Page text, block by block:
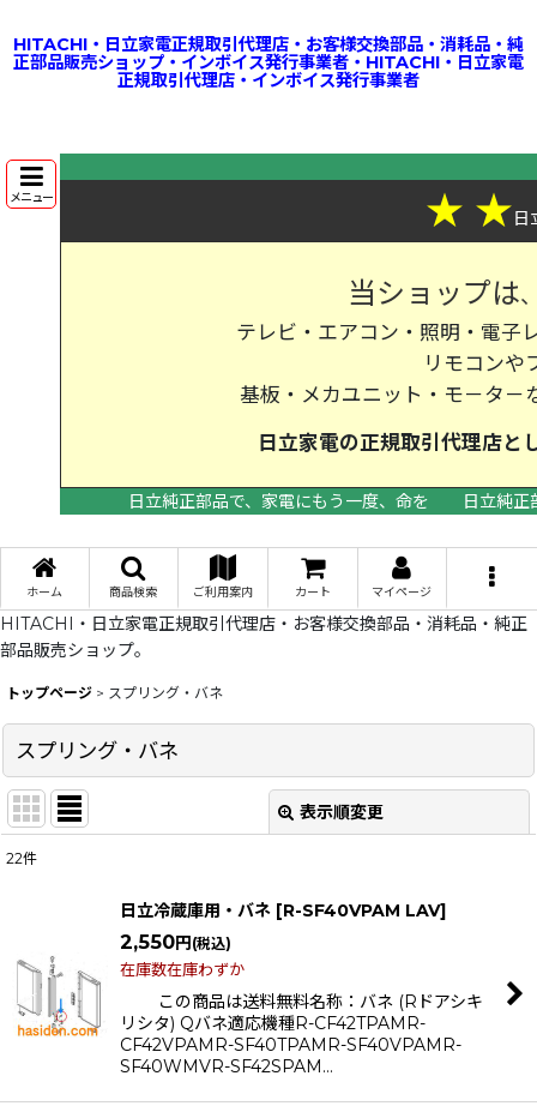
HITACHI・日立家電正規取引代理店・お客様交換部品・消耗品・純
正部品販売ショップ・インボイス発行事業者・HITACHI・日立家電
正規取引代理店・インボイス発行事業者
メニュー ★ ★日
当ショップは
テレビ・エアコン・照明・電子
リモコンや
基板・メカユニット・モ－タ－
日立家電の正規取引代理店
日立純正部品で、家電にもう一度、命を
日立純
ホーム 商品検索 ご利用案内 カート マイページ
HITACHI・日立家電正規取引代理店・お客様交換部品・消耗品・純正
部品販売ショップ。
トップページ > スプリング・バネ
スプリング・バネ
表示順変更
並び順:
絞り込む
22件
日立冷蔵庫用・バネ [R-SF40VPAM LAV]
2,550円 (税込)
在庫数在庫わずか
この商品は送料無料名称：バネ (Rドアシキ
リシタ) Qバネ適応機種R-CF42TPAMR-
CF42VPAMR-SF40TPAMR-SF40VPAMR-
SF40WMVR-SF42SPAM…